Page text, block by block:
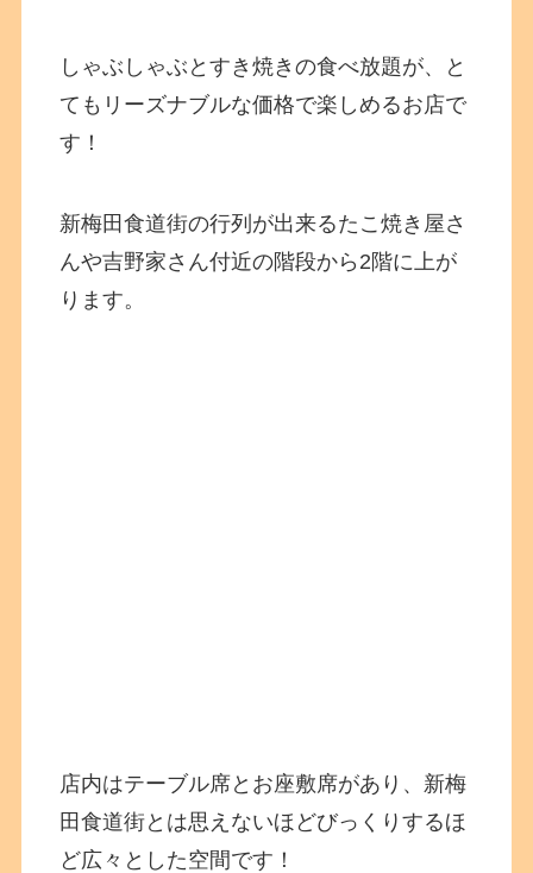
しゃぶしゃぶとすき焼きの食べ放題が、と
てもリーズナブルな価格で楽しめるお店で
す！
新梅田食道街の行列が出来るたこ焼き屋さ
んや吉野家さん付近の階段から2階に上が
ります。
店内はテーブル席とお座敷席があり、新梅
田食道街とは思えないほどびっくりするほ
ど広々とした空間です！